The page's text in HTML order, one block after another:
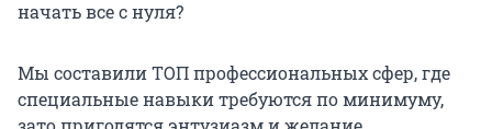
начать все с нуля?
Мы составили ТОП профессиональных сфер, где
специальные навыки требуются по минимуму,